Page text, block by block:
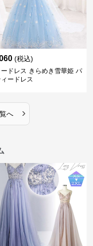
(税込)
ードレス きらめき雪華姫 パ
ードレス
へ ›